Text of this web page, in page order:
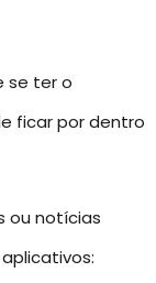
se ter o
ficar por dentro
ou notícias